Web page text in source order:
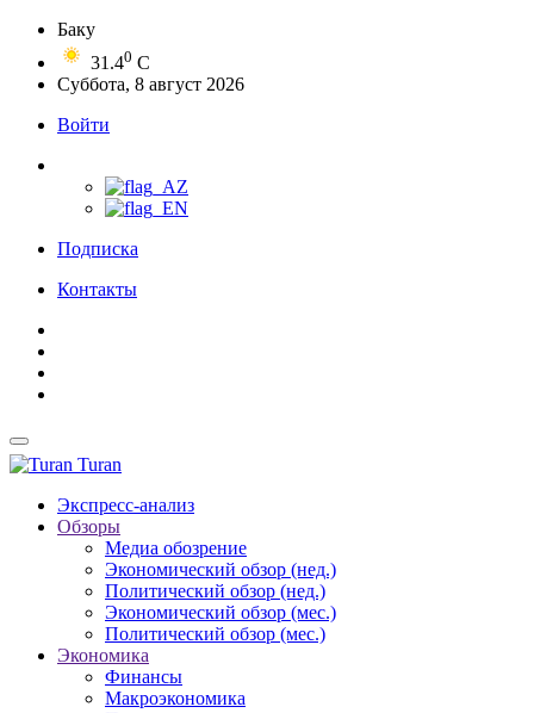
Баку
31.40 C
Суббота, 8 август 2026
Войти
Подписка
Контакты
Turan
Экспресс-анализ
Обзоры
Медиа обозрение
Экономический обзор (нед.)
Политический обзор (нед.)
Экономический обзор (мес.)
Политический обзор (мес.)
Экономика
Финансы
Макроэкономика